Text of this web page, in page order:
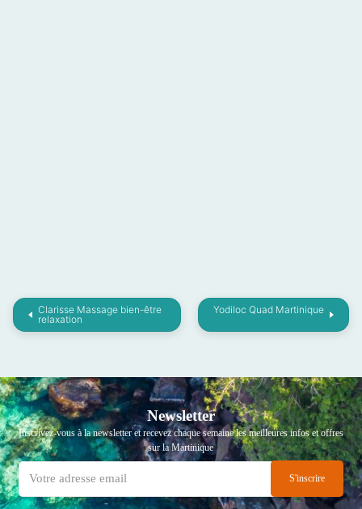
Clarisse Massage bien-être
relaxation
Yodiloc Quad Martinique
Newsletter
Inscrivez-vous à la newsletter et recevez chaque semaine les meilleures infos et offres
sur la Martinique